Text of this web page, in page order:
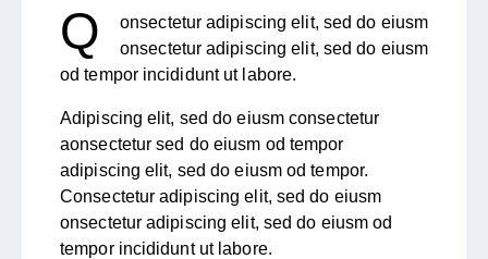
Q
onsectetur adipiscing elit, sed do eiusm
onsectetur adipiscing elit, sed do eiusm
od tempor incididunt ut labore.
Adipiscing elit, sed do eiusm consectetur
aonsectetur sed do eiusm od tempor
adipiscing elit, sed do eiusm od tempor.
Consectetur adipiscing elit, sed do eiusm
onsectetur adipiscing elit, sed do eiusm od
tempor incididunt ut labore.